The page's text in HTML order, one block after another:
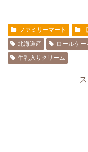
ファミリーマート
北海道産
ロールケー
牛乳入りクリーム